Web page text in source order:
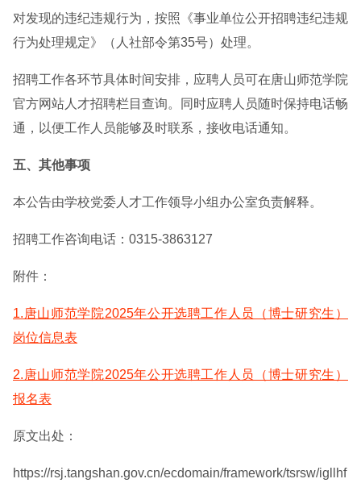
对发现的违纪违规行为，按照《事业单位公开招聘违纪违规
行为处理规定》（人社部令第35号）处理。
招聘工作各环节具体时间安排，应聘人员可在唐山师范学院
官方网站人才招聘栏目查询。同时应聘人员随时保持电话畅
通，以便工作人员能够及时联系，接收电话通知。
五、其他事项
本公告由学校党委人才工作领导小组办公室负责解释。
招聘工作咨询电话：0315-3863127
附件：
1.唐山师范学院2025年公开选聘工作人员（博士研究生）
岗位信息表
2.唐山师范学院2025年公开选聘工作人员（博士研究生）
报名表
原文出处：
https://rsj.tangshan.gov.cn/ecdomain/framework/tsrsw/igllhf